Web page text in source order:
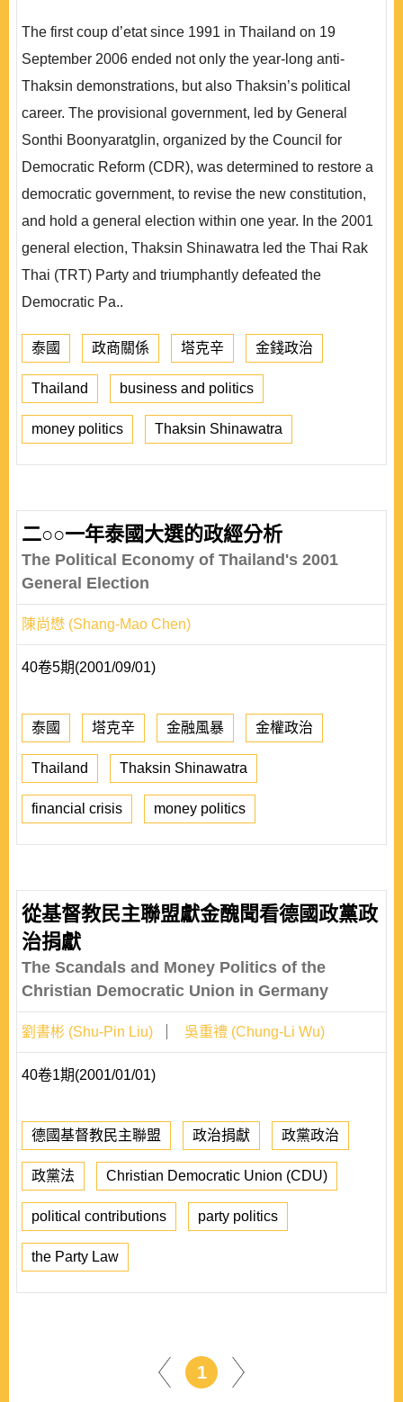
The first coup d’etat since 1991 in Thailand on 19
September 2006 ended not only the year-long anti-
Thaksin demonstrations, but also Thaksin’s political
career. The provisional government, led by General
Sonthi Boonyaratglin, organized by the Council for
Democratic Reform (CDR), was determined to restore a
democratic government, to revise the new constitution,
and hold a general election within one year. In the 2001
general election, Thaksin Shinawatra led the Thai Rak
Thai (TRT) Party and triumphantly defeated the
Democratic Pa..
泰國 政商關係 塔克辛 金錢政治
Thailand business and politics
money politics Thaksin Shinawatra
二○○一年泰國大選的政經分析
The Political Economy of Thailand's 2001
General Election
陳尚懋 (Shang-Mao Chen)
40卷5期(2001/09/01)
泰國 塔克辛 金融風暴 金權政治
Thailand Thaksin Shinawatra
financial crisis money politics
從基督教民主聯盟獻金醜聞看德國政黨政
治捐獻
The Scandals and Money Politics of the
Christian Democratic Union in Germany
劉書彬 (Shu-Pin Liu) 吳重禮 (Chung-Li Wu)
40卷1期(2001/01/01)
德國基督教民主聯盟 政治捐獻 政黨政治
政黨法 Christian Democratic Union (CDU)
political contributions party politics
the Party Law
1